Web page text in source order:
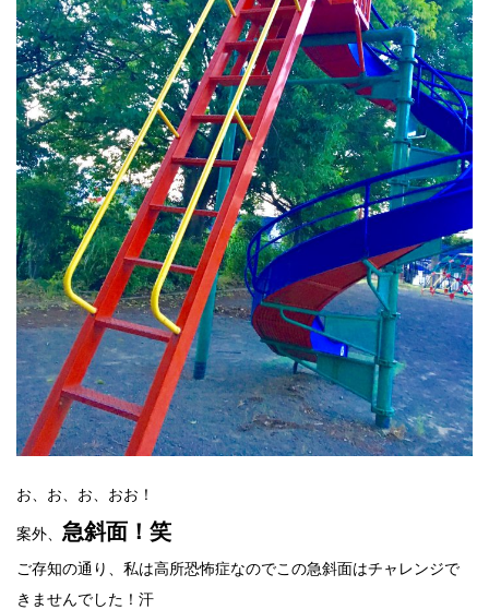
お、お、お、おお！
案外、 急斜面！笑
ご存知の通り、私は高所恐怖症なのでこの急斜面はチャレンジで
きませんでした！汗